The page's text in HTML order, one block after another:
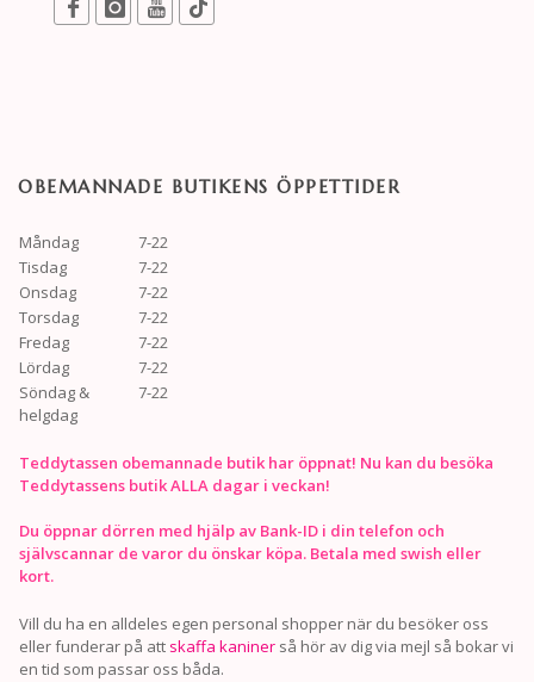
OBEMANNADE BUTIKENS ÖPPETTIDER
Måndag
7-22
Tisdag
7-22
Onsdag
7-22
Torsdag
7-22
Fredag
7-22
Lördag
7-22
Söndag &
helgdag
7-22
Teddytassen obemannade butik har öppnat! Nu kan du besöka
Teddytassens butik ALLA dagar i veckan!
Du öppnar dörren med hjälp av Bank-ID i din telefon och
självscannar de varor du önskar köpa. Betala med swish eller
kort.
Vill du ha en alldeles egen personal shopper när du besöker oss
eller funderar på att skaffa kaniner så hör av dig via mejl så bokar vi
en tid som passar oss båda.